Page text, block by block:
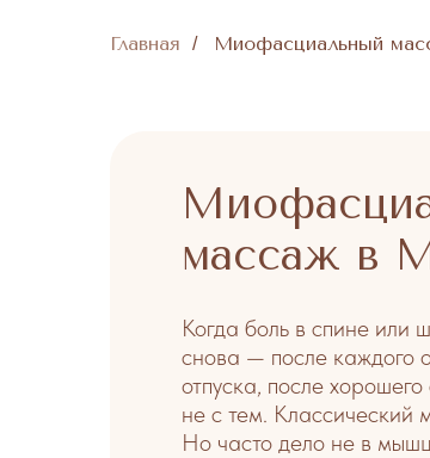
Главная / Миофасциальный
массаж в
Когда боль в спине или
снова — после каждого
отпуска, после
не с тем. Классический
Но часто дело не в